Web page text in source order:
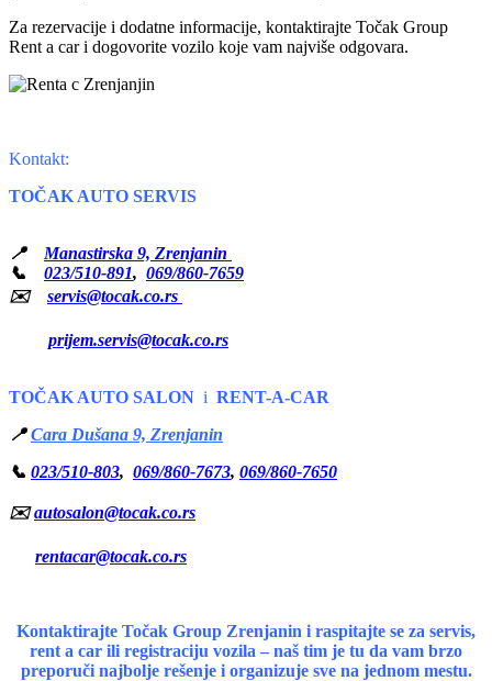
Za rezervacije i dodatne informacije, kontaktirajte Točak Group
Rent a car i dogovorite vozilo koje vam najviše odgovara.
Kontakt:
TOČAK AUTO SERVIS
📍 Manastirska 9, Zrenjanin
📞 023/510-891, 069/860-7659
✉️ servis@tocak.co.rs
prijem.servis@tocak.co.rs
TOČAK AUTO SALON i RENT-A-CAR
📍Cara Dušana 9, Zrenjanin
📞 023/510-803, 069/860-7673, 069/860-7650
✉️autosalon@tocak.co.rs
rentacar@tocak.co.rs
Kontaktirajte Točak Group Zrenjanin i raspitajte se za servis,
rent a car ili registraciju vozila – naš tim je tu da vam brzo
preporuči najbolje rešenje i organizuje sve na jednom mestu.